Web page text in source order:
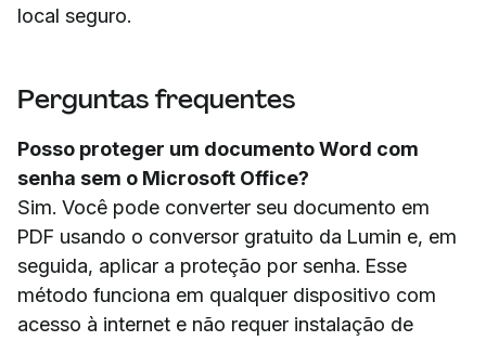
local seguro.
Perguntas frequentes
Posso proteger um documento Word com
senha sem o Microsoft Office?
Sim. Você pode converter seu documento em
PDF usando o conversor gratuito da Lumin e, em
seguida, aplicar a proteção por senha. Esse
método funciona em qualquer dispositivo com
acesso à internet e não requer instalação de